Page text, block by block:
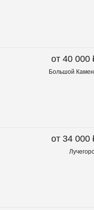
от 40 000
Большой
от 34 000